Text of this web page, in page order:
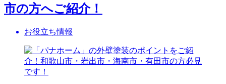
市の方へご紹介！
お役立ち情報